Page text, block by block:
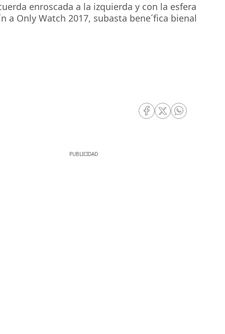
enroscada a la izquierda y con la esfera
Only Watch 2017, subasta bene´fica bienal
RRSS Facebook
RRSS Twitter
RRSS